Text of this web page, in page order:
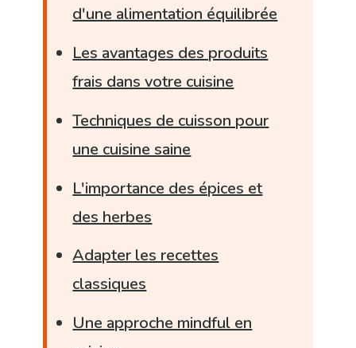
d'une alimentation équilibrée
Les avantages des produits
frais dans votre cuisine
Techniques de cuisson pour
une cuisine saine
L'importance des épices et
des herbes
Adapter les recettes
classiques
Une approche mindful en